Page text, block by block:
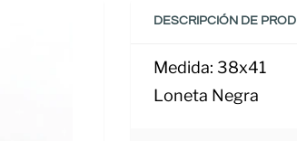
DESCRIPCIÓN DE
Medida: 38x41
Loneta Negra